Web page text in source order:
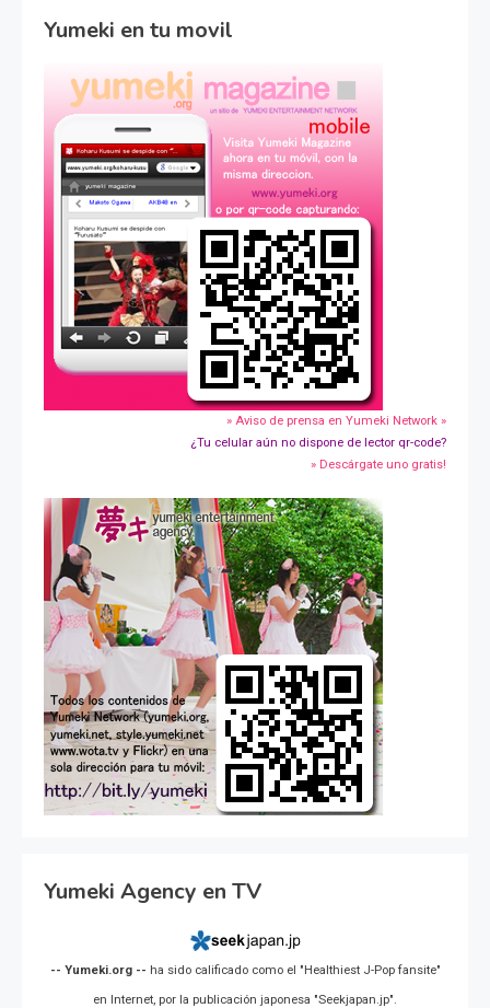
Yumeki en tu movil
» Aviso de prensa en Yumeki Network »
¿Tu celular aún no dispone de lector qr-code?
» Descárgate uno gratis!
Yumeki Agency en TV
-- Yumeki.org -- ha sido calificado como el "Healthiest J-Pop fansite"
en Internet, por la publicación japonesa "Seekjapan.jp".